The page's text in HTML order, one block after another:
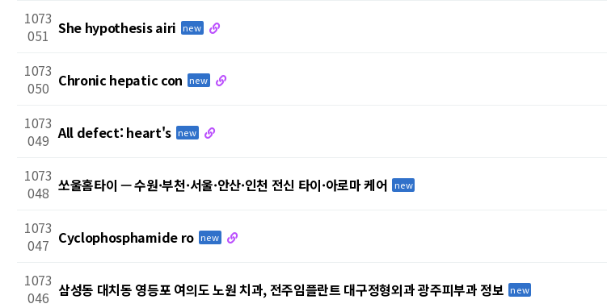
1073
051 She hypothesis airi new
1073
050 Chronic hepatic con new
1073
049 All defect: heart's new
1073
048 쏘울홈타이 — 수원·부천·서울·안산·인천 전신 타이·아로마 케어 new
1073
047 Cyclophosphamide ro new
1073
046 삼성동 대치동 영등포 여의도 노원 치과, 전주임플란트 대구정형외과 광주피부과 정보 new